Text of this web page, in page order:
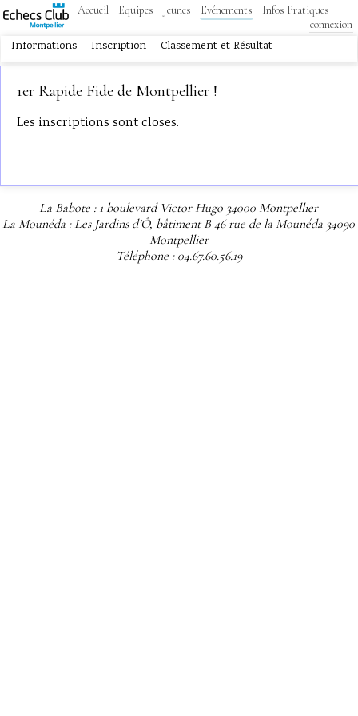
Accueil Equipes Jeunes Evénements
Infos Pratiques
connexion
Informations Inscription Classement et Résultat
1er Rapide Fide de Montpellier !
Les inscriptions sont closes.
La Babote : 1 boulevard Victor Hugo 34000 Montpellier
La Mounéda : Les Jardins d’Ô, bâtiment B 46 rue de la Mounéda 34090
Montpellier
Téléphone : 04.67.60.56.19